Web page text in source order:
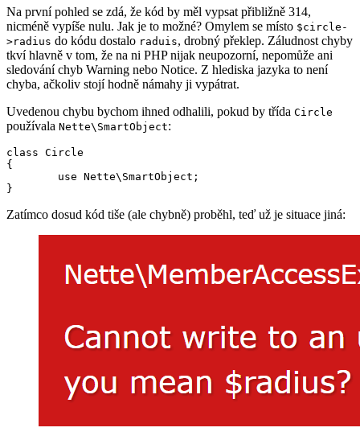
Na první pohled se zdá, že kód by měl vypsat přibližně 314,
nicméně vypíše nulu. Jak je to možné? Omylem se místo $circle-
>radius do kódu dostalo raduis, drobný překlep. Záludnost chyby
tkví hlavně v tom, že na ni PHP nijak neupozorní, nepomůže ani
sledování chyb Warning nebo Notice. Z hlediska jazyka to není
chyba, ačkoliv stojí hodně námahy ji vypátrat.
Uvedenou chybu bychom ihned odhalili, pokud by třída Circle
používala Nette\SmartObject:
class Circle
{
Zatímco dosud kód tiše (ale chybně) proběhl, teď už je situace jiná: